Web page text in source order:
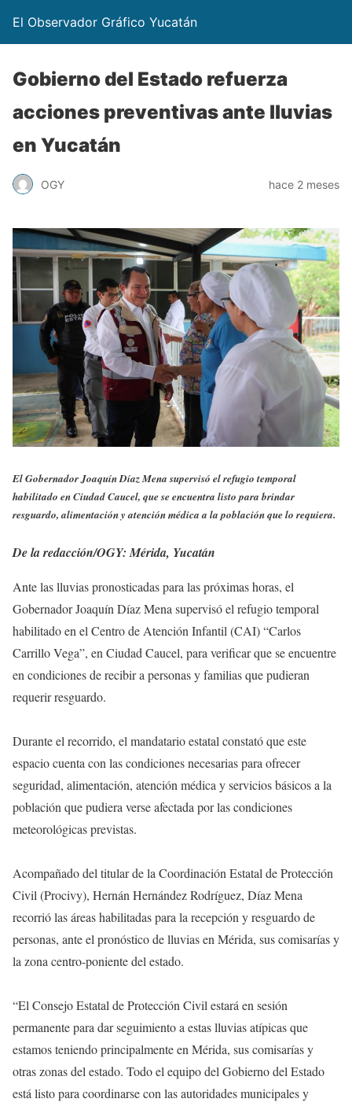
El Observador Gráfico Yucatán
Gobierno del Estado refuerza
acciones preventivas ante lluvias
en Yucatán
OGY hace 2 meses
El Gobernador Joaquín Díaz Mena supervisó el refugio temporal
habilitado en Ciudad Caucel, que se encuentra listo para brindar
resguardo, alimentación y atención médica a la población que lo requiera.
De la redacción/OGY: Mérida, Yucatán
Ante las lluvias pronosticadas para las próximas horas, el
Gobernador Joaquín Díaz Mena supervisó el refugio temporal
habilitado en el Centro de Atención Infantil (CAI) “Carlos
Carrillo Vega”, en Ciudad Caucel, para verificar que se encuentre
en condiciones de recibir a personas y familias que pudieran
requerir resguardo.
Durante el recorrido, el mandatario estatal constató que este
espacio cuenta con las condiciones necesarias para ofrecer
seguridad, alimentación, atención médica y servicios básicos a la
población que pudiera verse afectada por las condiciones
meteorológicas previstas.
Acompañado del titular de la Coordinación Estatal de Protección
Civil (Procivy), Hernán Hernández Rodríguez, Díaz Mena
recorrió las áreas habilitadas para la recepción y resguardo de
personas, ante el pronóstico de lluvias en Mérida, sus comisarías y
la zona centro-poniente del estado.
“El Consejo Estatal de Protección Civil estará en sesión
permanente para dar seguimiento a estas lluvias atípicas que
estamos teniendo principalmente en Mérida, sus comisarías y
otras zonas del estado. Todo el equipo del Gobierno del Estado
está listo para coordinarse con las autoridades municipales y